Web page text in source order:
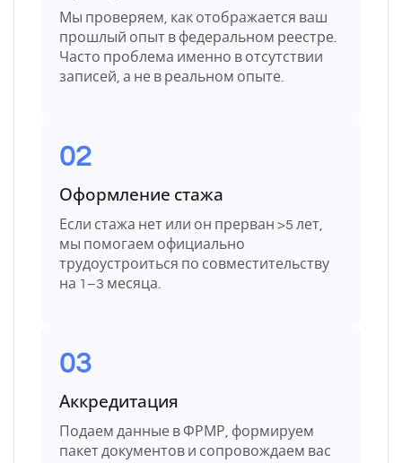
Мы проверяем, как отображается ваш
прошлый опыт в федеральном реестре.
Часто проблема именно в отсутствии
записей, а не в реальном опыте.
02
Оформление стажа
Если стажа нет или он прерван >5 лет,
мы помогаем официально
трудоустроиться по совместительству
на 1–3 месяца.
03
Аккредитация
Подаем данные в ФРМР, формируем
пакет документов и сопровождаем вас